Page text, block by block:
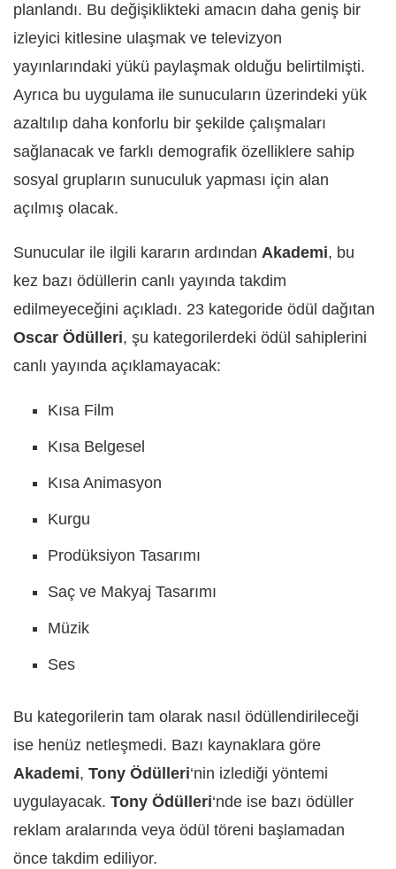
planlandı. Bu değişiklikteki amacın daha geniş bir
izleyici kitlesine ulaşmak ve televizyon
yayınlarındaki yükü paylaşmak olduğu belirtilmişti.
Ayrıca bu uygulama ile sunucuların üzerindeki yük
azaltılıp daha konforlu bir şekilde çalışmaları
sağlanacak ve farklı demografik özelliklere sahip
sosyal grupların sunuculuk yapması için alan
açılmış olacak.
Sunucular ile ilgili kararın ardından Akademi, bu
kez bazı ödüllerin canlı yayında takdim
edilmeyeceğini açıkladı. 23 kategoride ödül dağıtan
Oscar Ödülleri, şu kategorilerdeki ödül sahiplerini
canlı yayında açıklamayacak:
Kısa Film
Kısa Belgesel
Kısa Animasyon
Kurgu
Prodüksiyon Tasarımı
Saç ve Makyaj Tasarımı
Müzik
Ses
Bu kategorilerin tam olarak nasıl ödüllendirileceği
ise henüz netleşmedi. Bazı kaynaklara göre
Akademi, Tony Ödülleri‘nin izlediği yöntemi
uygulayacak. Tony Ödülleri‘nde ise bazı ödüller
reklam aralarında veya ödül töreni başlamadan
önce takdim ediliyor.